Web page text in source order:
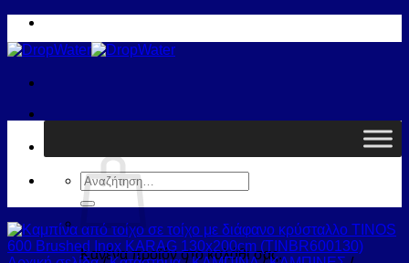
Μετάβαση
περιεχόμενο
Κανένα προϊόν στο καλάθι σας.
Αναζήτηση
για: